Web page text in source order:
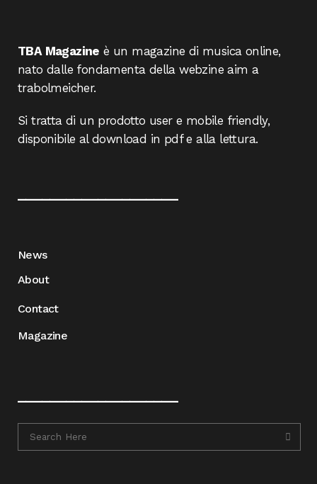
TBA Magazine è un magazine di musica online,
nato dalle fondamenta della webzine aim a
trabolmeicher.
Si tratta di un prodotto user e mobile friendly,
disponibile al download in pdf e alla lettura.
News
About
Contact
Magazine